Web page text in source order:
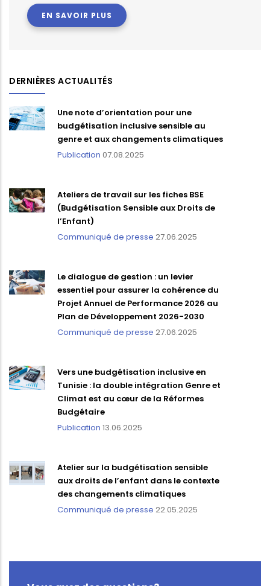
EN SAVOIR PLUS
DERNIÈRES ACTUALITÉS
Une note d’orientation pour une
budgétisation inclusive sensible au
genre et aux changements climatiques
Publication 07.08.2025
Ateliers de travail sur les fiches BSE
(Budgétisation Sensible aux Droits de
l’Enfant)
Communiqué de presse 27.06.2025
Le dialogue de gestion : un levier
essentiel pour assurer la cohérence du
Projet Annuel de Performance 2026 au
Plan de Développement 2026-2030
Communiqué de presse 27.06.2025
Vers une budgétisation inclusive en
Tunisie : la double intégration Genre et
Climat est au cœur de la Réformes
Budgétaire
Publication 13.06.2025
Atelier sur la budgétisation sensible
aux droits de l’enfant dans le contexte
des changements climatiques
Communiqué de presse 22.05.2025